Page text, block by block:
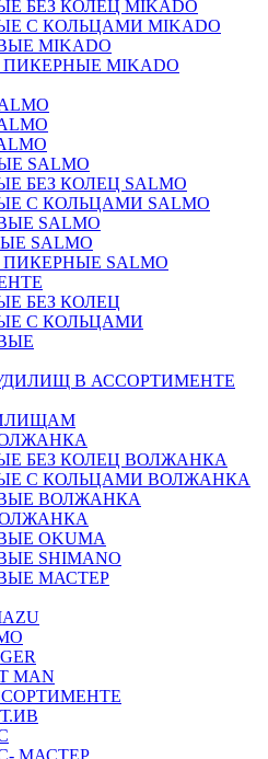
БЕЗ КОЛЕЦ MIKADO
С КОЛЬЦАМИ MIKADO
MIKADO
MIKADO
SALMO
БЕЗ КОЛЕЦ SALMO
С КОЛЬЦАМИ SALMO
SALMO
SALMO
SALMO
БЕЗ КОЛЕЦ
С КОЛЬЦАМИ
В АССОРТИМЕНТЕ
БЕЗ КОЛЕЦ ВОЛЖАНКА
С КОЛЬЦАМИ ВОЛЖАНКА
ВОЛЖАНКА
OKUMA
SHIMANO
МАСТЕР
MAN
МАСТЕР